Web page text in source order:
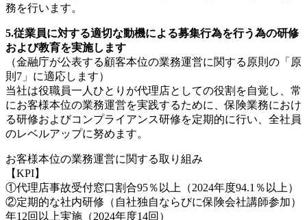
務を行います。
5.従業員に対する適切な動機による募集行為を行う為の研修
および教育を実施します
（金融庁が公表する顧客本位の業務運営に関する原則の「原
則 7 」に適応します）
当社は役職員一人ひとりが代理店としての役割を自覚し、常
にお客様本位の業務運営を実践するために、保険業務におけ
る研修およびコンプライアンス研修を定期的に行い、全社員
のレベルアップに努めます。
お客様本位の業務運営に関する取り組み
【KPI】
①代理店事故受付窓口割合95％以上（2024年度94.1％以上）
②定期的な社内研修（自社独自ならびに保険会社講師参加）
年12回以上実施（2024年度14回）